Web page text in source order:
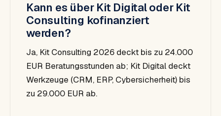
Kann es über Kit Digital oder Kit
Consulting kofinanziert
werden?
Ja, Kit Consulting 2026 deckt bis zu 24.000
EUR Beratungsstunden ab; Kit Digital deckt
Werkzeuge (CRM, ERP, Cybersicherheit) bis
zu 29.000 EUR ab.